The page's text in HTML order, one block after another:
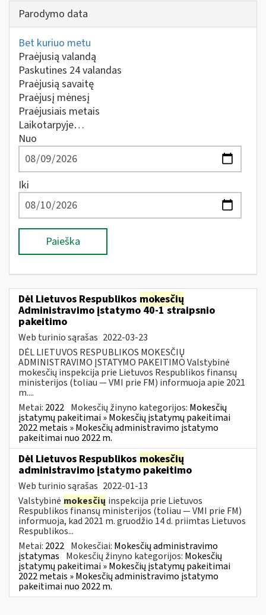
Parodymo data
Bet kuriuo metu
Praėjusią valandą
Paskutines 24 valandas
Praėjusią savaitę
Praėjusį mėnesį
Praėjusiais metais
Laikotarpyje…
Nuo
Iki
Paieška
Dėl Lietuvos Respublikos mokesčių
Administravimo įstatymo 40-1 straipsnio
pakeitimo
Web turinio sąrašas 2022-03-23
DĖL LIETUVOS RESPUBLIKOS MOKESČIŲ
ADMINISTRAVIMO ĮSTATYMO PAKEITIMO Valstybinė
mokesčių inspekcija prie Lietuvos Respublikos finansų
ministerijos (toliau — VMI prie FM) informuoja apie 2021
m....
Metai: 2022 Mokesčių žinyno kategorijos: Mokesčių
įstatymų pakeitimai » Mokesčių įstatymų pakeitimai
2022 metais » Mokesčių administravimo įstatymo
pakeitimai nuo 2022 m.
Dėl Lietuvos Respublikos mokesčių
administravimo įstatymo pakeitimo
Web turinio sąrašas 2022-01-13
Valstybinė mokesčių inspekcija prie Lietuvos
Respublikos finansų ministerijos (toliau — VMI prie FM)
informuoja, kad 2021 m. gruodžio 14 d. priimtas Lietuvos
Respublikos...
Metai: 2022 Mokesčiai: Mokesčių administravimo
įstatymas Mokesčių žinyno kategorijos: Mokesčių
įstatymų pakeitimai » Mokesčių įstatymų pakeitimai
2022 metais » Mokesčių administravimo įstatymo
pakeitimai nuo 2022 m.